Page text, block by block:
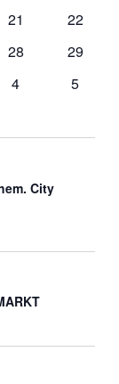
0
21
0
22
0
28
0
29
0
4
0
5
City